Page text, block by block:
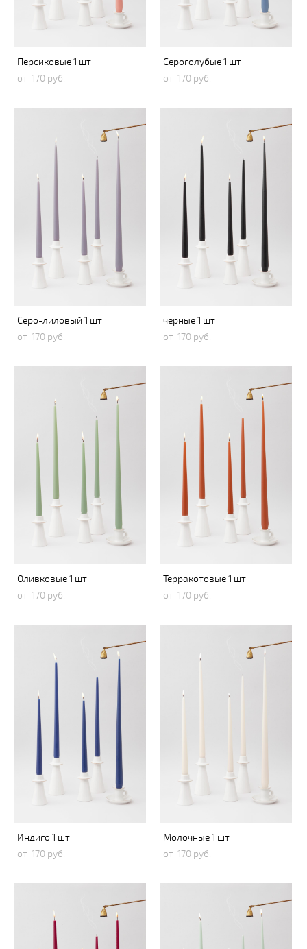
Персиковые 1 шт
от 170 pуб.
Сероголубые 1 шт
от 170 pуб.
Серо-лиловый 1 шт
от 170 pуб.
черные 1 шт
от 170 pуб.
Оливковые 1 шт
от 170 pуб.
Терракотовые 1 шт
от 170 pуб.
Индиго 1 шт
от 170 pуб.
Молочные 1 шт
от 170 pуб.